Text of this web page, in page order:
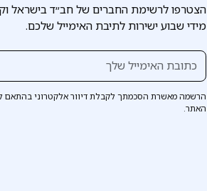
הצטרפו לרשימת החברים של חב״ד בישראל
מידי שבוע ישירות לתיבת האימייל שלכם.
הרשמה מאשרת הסכמתך לקבלת דיוור אלקטרוני בהתאם
האתר.